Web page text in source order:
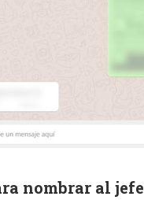
nombrar al jefe